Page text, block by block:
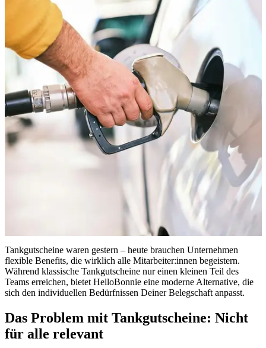
Tankgutscheine waren gestern – heute brauchen Unternehmen
flexible Benefits, die wirklich alle Mitarbeiter:innen begeistern.
Während klassische Tankgutscheine nur einen kleinen Teil des
Teams erreichen, bietet HelloBonnie eine moderne Alternative, die
sich den individuellen Bedürfnissen Deiner Belegschaft anpasst.
Das Problem mit Tankgutscheine: Nicht
für alle relevant